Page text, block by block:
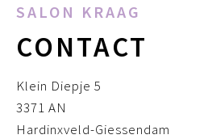
SALON KRAAG
CONTACT
Klein Diepje 5
3371 AN
Hardinxveld-Giessendam